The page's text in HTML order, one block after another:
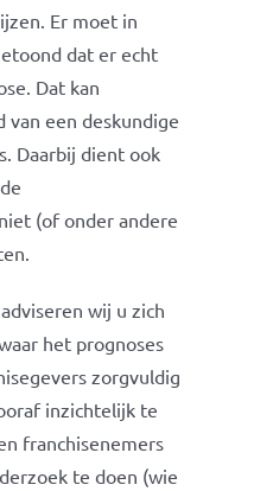
Er moet in
dat er echt
Dat kan
van een deskundige
Daarbij dient ook
(of onder andere
wij u zich
het prognoses
zorgvuldig
inzichtelijk te
franchisenemers
te doen (wie